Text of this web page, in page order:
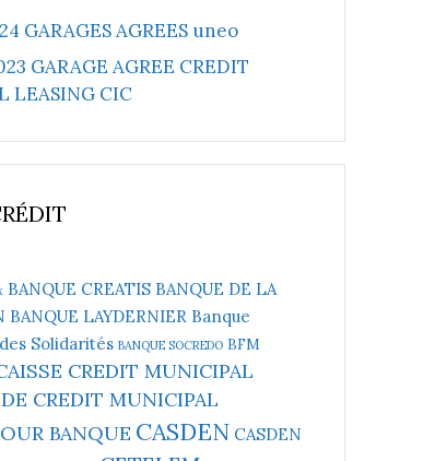
GARAGES AGREES uneo
GARAGE AGREE CREDIT
LEASING CIC
BANQUE CREATIS BANQUE DE LA
BANQUE LAYDERNIER Banque
Solidarités BANQUE SOCREDO BFM
CREDIT MUNICIPAL
CREDIT MUNICIPAL
BANQUE CASDEN CASDEN